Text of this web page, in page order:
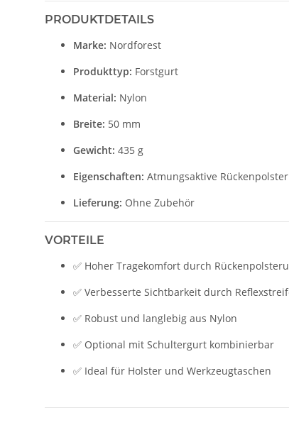
PRODUKTDETAILS
Marke: Nordforest
Produkttyp: Forstgurt
Material: Nylon
Breite: 50 mm
Gewicht: 435 g
Eigenschaften: Atmungsaktive
Lieferung: Ohne Zubehör
VORTEILE
✅ Hoher Tragekomfort durch
✅ Verbesserte Sichtbarkeit durch
✅ Robust und langlebig aus Nylon
✅ Optional mit Schultergurt kombinierbar
✅ Ideal für Holster und Werkzeugtaschen